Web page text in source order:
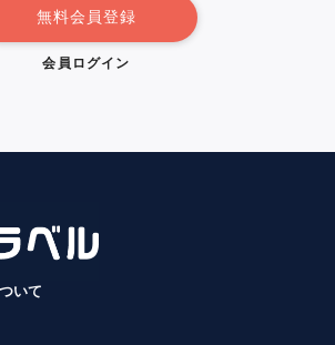
無料会員登録
会員ログイン
いて